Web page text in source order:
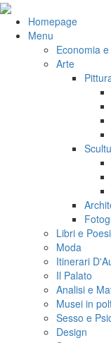
Salta
contenuto
VeniVidiViciHomepage
Menu
Economia
Arte
Libri e
Moda
Itinerari
Il Palato
Analisi e
Musei in
Sesso e
Design